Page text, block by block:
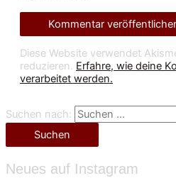
Diese Website verwendet
reduzieren. Erfahre, wie deine
verarbeitet werden.
Suchen nach:
Neues auf Instagram